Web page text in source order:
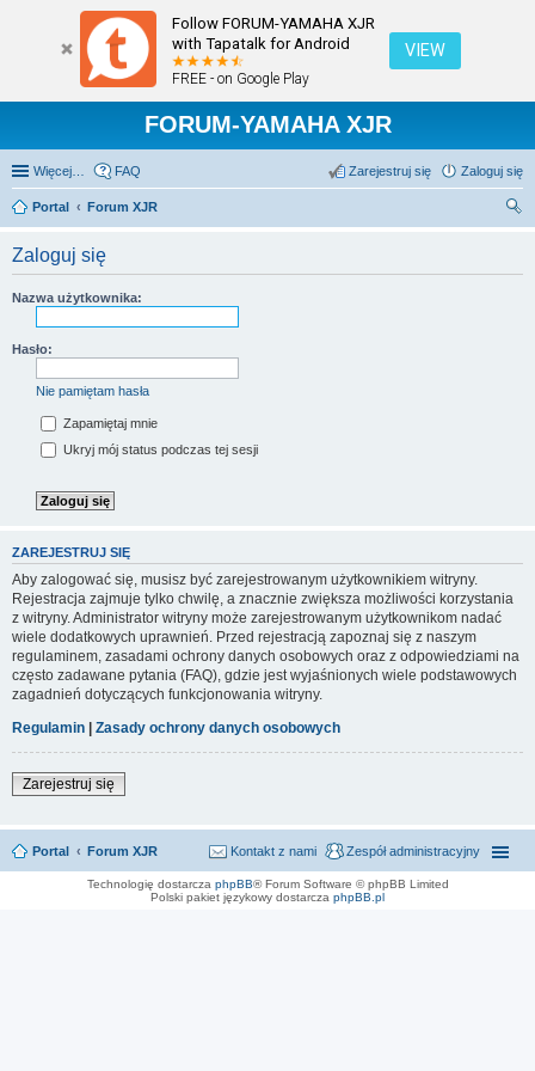
Follow FORUM-YAMAHA XJR
with Tapatalk for Android
FREE - on Google Play
VIEW
FORUM-YAMAHA XJR
Więcej… FAQ Zaloguj się
Zarejestruj się
Portal
Forum XJR
Zaloguj się
Nazwa użytkownika:
Hasło:
Nie pamiętam hasła
Zapamiętaj mnie
Ukryj mój status podczas tej sesji
ZAREJESTRUJ SIĘ
Aby zalogować się, musisz być zarejestrowanym użytkownikiem witryny.
Rejestracja zajmuje tylko chwilę, a znacznie zwiększa możliwości korzystania
z witryny. Administrator witryny może zarejestrowanym użytkownikom nadać
wiele dodatkowych uprawnień. Przed rejestracją zapoznaj się z naszym
regulaminem, zasadami ochrony danych osobowych oraz z odpowiedziami na
często zadawane pytania (FAQ), gdzie jest wyjaśnionych wiele podstawowych
zagadnień dotyczących funkcjonowania witryny.
Regulamin
Zasady ochrony danych osobowych
Zarejestruj się
Portal Forum XJR Zespół administracyjny
Kontakt z nami
Technologię dostarcza phpBB® Forum Software © phpBB Limited
Polski pakiet językowy dostarcza phpBB.pl